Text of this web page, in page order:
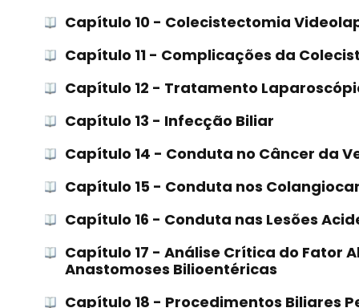
Capítulo 10 - Colecistectomia
Capítulo 11 - Complicações da
Capítulo 12 - Tratamento
Capítulo 13 - Infecção Biliar
Capítulo 14 - Conduta no Câncer da
Capítulo 15 - Conduta nos
Capítulo 16 - Conduta nas Lesões
Capítulo 17 - Análise Crítica do Fator
Anastomoses Bilioentéricas
Capítulo 18 - Procedimentos Biliares